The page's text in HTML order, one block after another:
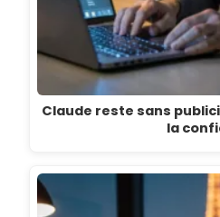
Claude reste sans
la